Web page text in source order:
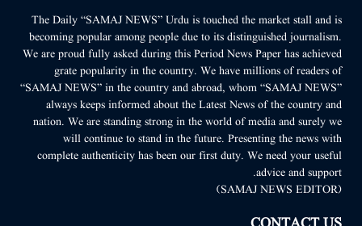
The Daily “SAMAJ NEWS” Urdu is touched the market stall and is
becoming popular among people due to its distinguished journalism.
We are proud fully asked during this Period News Paper has achieved
grate popularity in the country. We have millions of readers of
“SAMAJ NEWS” in the country and abroad, whom “SAMAJ NEWS”
always keeps informed about the Latest News of the country and
nation. We are standing strong in the world of media and surely we
will continue to stand in the future. Presenting the news with
complete authenticity has been our first duty. We need your useful
advice and support.
(SAMAJ NEWS EDITOR)